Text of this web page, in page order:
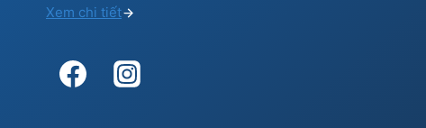
Xem chi tiết